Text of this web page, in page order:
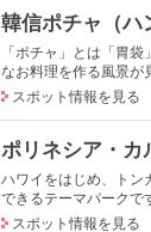
韓信ポチャ（ハ
「ポチャ」とは「胃
なお料理を作る風景が
スポット情報を見る
ポリネシア・カ
ハワイをはじめ、トン
できるテーマパークで
スポット情報を見る